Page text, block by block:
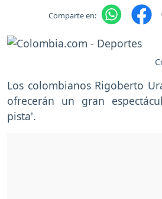
Comparte en:
Los colombianos Rigoberto
ofrecerán un gran
pista'.